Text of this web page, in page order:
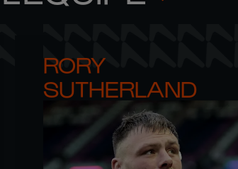
RORY
SUTHERLAND